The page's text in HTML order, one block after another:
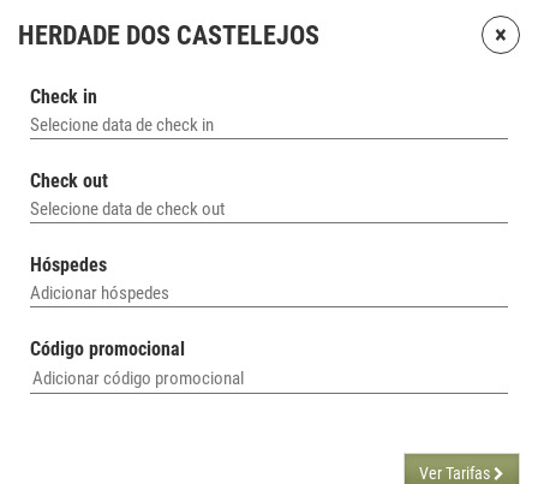
×
HERDADE DOS CASTELEJOS
Check in
Selecione data de check in
Check out
Selecione data de check out
Hóspedes
Adicionar hóspedes
Código promocional
Ver Tarifas